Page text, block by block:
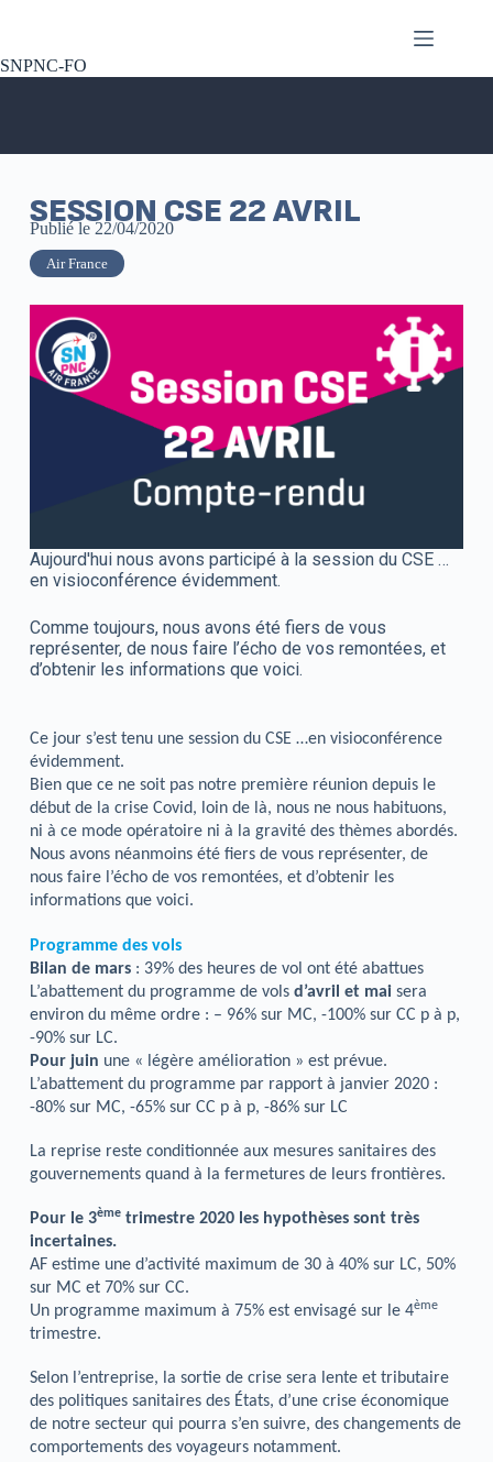
SNPNC-FO
SESSION CSE 22 AVRIL
Publié le 22/04/2020
Air France
Aujourd'hui nous avons participé à la session du CSE …
en visioconférence évidemment.
Comme toujours, nous avons été fiers de vous
représenter, de nous faire l’écho de vos remontées, et
d’obtenir les informations que voici.
Ce jour s’est tenu une session du CSE …en visioconférence
évidemment.
Bien que ce ne soit pas notre première réunion depuis le
début de la crise Covid, loin de là, nous ne nous habituons,
ni à ce mode opératoire ni à la gravité des thèmes abordés.
Nous avons néanmoins été fiers de vous représenter, de
nous faire l’écho de vos remontées, et d’obtenir les
informations que voici.
Programme des vols
Bilan de mars: 39% des heures de vol ont été abattues
L’abattement du programme de vols d’avril et maisera
environ du même ordre : – 96% sur MC, -100% sur CC p à p,
-90% sur LC.
Pour juin une « légère amélioration » est prévue.
L’abattement du programme par rapport à janvier 2020 :
-80% sur MC, -65% sur CC p à p, -86% sur LC
La reprise reste conditionnée aux mesures sanitaires des
gouvernements quand à la fermetures de leurs frontières.
Pour le 3èmetrimestre 2020 les hypothèses sont très
incertaines.
AF estime une d’activité maximum de 30 à 40% sur LC, 50%
sur MC et 70% sur CC.
Un programme maximum à 75% est envisagé sur le 4ème
trimestre.
Selon l’entreprise, la sortie de crise sera lente et tributaire
des politiques sanitaires des États, d’une crise économique
de notre secteur qui pourra s’en suivre, des changements de
comportements des voyageurs notamment.